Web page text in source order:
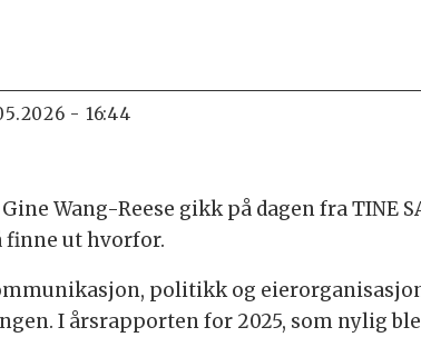
- 16:44
Wang-Reese gikk på dagen fra TINE
finne ut hvorfor.
politikk og
I årsrapporten for 2025, som nylig